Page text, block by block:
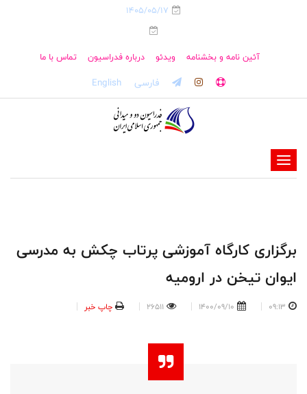
1405/05/17
آئین نامه و بخشنامه ویدئو درباره فدراسیون تماس با ما
فارسی English
-
-
-
-
برگزاری کارگاه آموزشی پرتاب چکش به مدرسی
ایوان تیخن در ارومیه
09:13
1400/09/10
26511 چاپ خبر